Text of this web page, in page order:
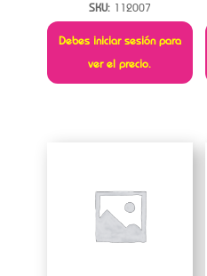
SKU: 112007
Debes iniciar sesión para
ver el precio.